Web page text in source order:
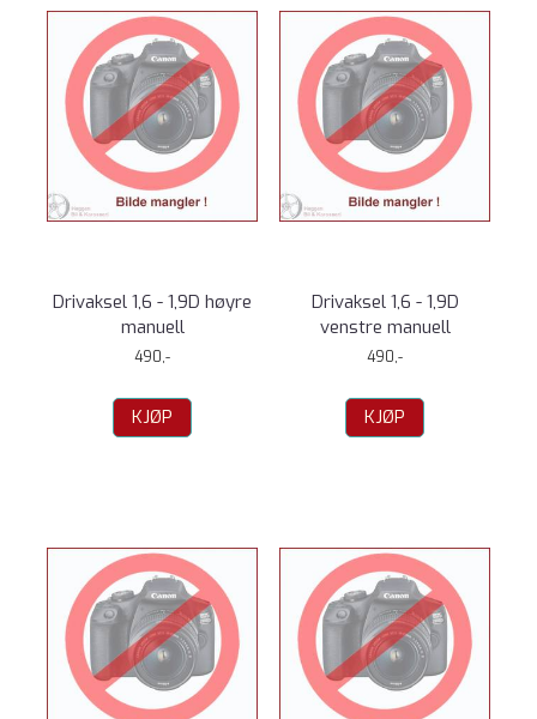
Drivaksel 1,6 - 1,9D høyre
manuell
490,-
KJØP
Drivaksel 1,6 - 1,9D
venstre manuell
490,-
KJØP